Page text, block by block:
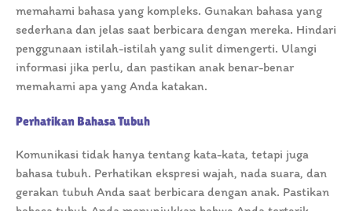
memahami bahasa yang kompleks. Gunakan bahasa yang
sederhana dan jelas saat berbicara dengan mereka. Hindari
penggunaan istilah-istilah yang sulit dimengerti. Ulangi
informasi jika perlu, dan pastikan anak benar-benar
memahami apa yang Anda katakan.
Perhatikan Bahasa Tubuh
Komunikasi tidak hanya tentang kata-kata, tetapi juga
bahasa tubuh. Perhatikan ekspresi wajah, nada suara, dan
gerakan tubuh Anda saat berbicara dengan anak. Pastikan